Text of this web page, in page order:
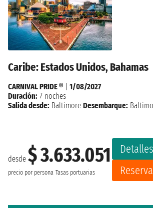
Caribe: Estados Unidos, Bahamas
desde $ 3.633.051
precio por persona Tasas portuarias
Detalles
CARNIVAL PRIDE ®
1/08/2027
Duración: 7 noches
Salida desde: Baltimore Desembarque: